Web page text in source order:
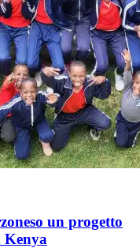
un progetto
Kenya